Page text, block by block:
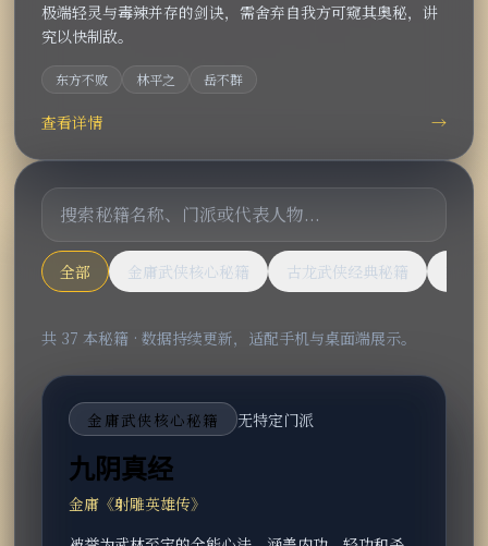
极端轻灵与毒辣并存的剑诀，需舍弃自我方可窥其奥秘，讲
究以快制敌。
东方不败 林平之 岳不群
查看详情 →
搜索武功秘籍
全部 金庸武侠核心秘籍 古龙武侠经典秘籍
共 37 本秘籍 · 数据持续更新，适配手机与桌面端展示。
金庸武侠核心秘籍 无特定门派
九阴真经
金庸《射雕英雄传》